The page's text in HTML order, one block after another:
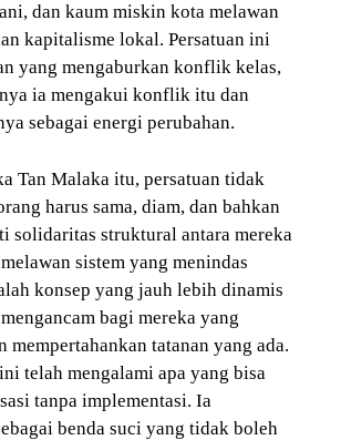
dan kaum miskin kota melawan
kapitalisme lokal. Persatuan ini
yang mengaburkan konflik kelas,
ia mengakui konflik itu dan
sebagai energi perubahan.
Tan Malaka itu, persatuan tidak
harus sama, diam, dan bahkan
solidaritas struktural antara mereka
sistem yang menindas
konsep yang jauh lebih dinamis
bagi mereka yang
mempertahankan tatanan yang ada.
telah mengalami apa yang bisa
tanpa implementasi. Ia
benda suci yang tidak boleh